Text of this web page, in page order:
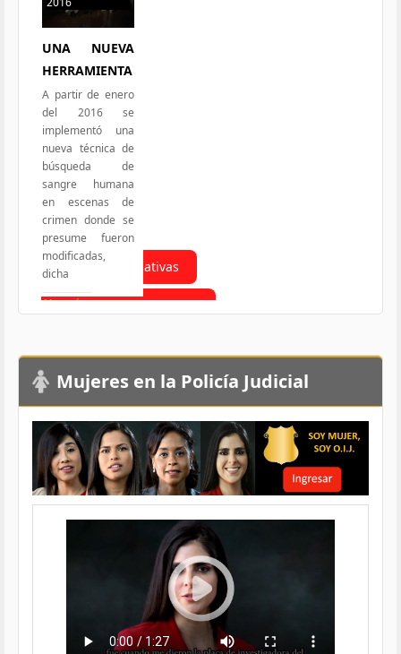
Todas las Iniciativas
Responsabilidad Social
56 hits
UNA NUEVA
HERRAMIENTA
A partir de enero
del 2016 se
implementó una
nueva técnica de
búsqueda de
sangre humana
en escenas de
crimen donde se
presume fueron
modificadas,
dicha
Ver más
Load More
Mujeres en la Policía Judicial